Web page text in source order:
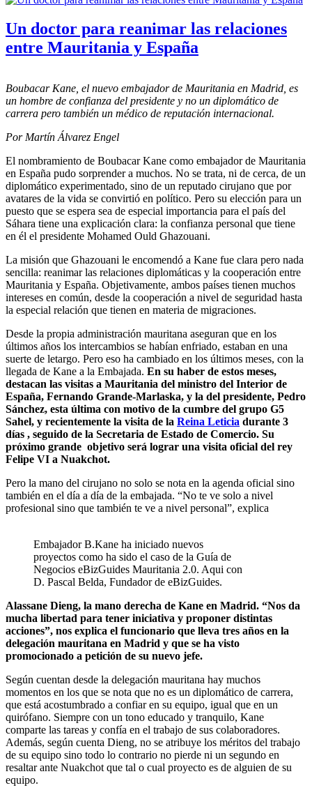
Un doctor para reanimar las relaciones
entre Mauritania y España
Boubacar Kane, el nuevo embajador de Mauritania en Madrid, es
un hombre de confianza del presidente y no un diplomático de
carrera pero también un médico de reputación internacional.
Por Martín Álvarez Engel
El nombramiento de Boubacar Kane como embajador de Mauritania
en España pudo sorprender a muchos. No se trata, ni de cerca, de un
diplomático experimentado, sino de un reputado cirujano que por
avatares de la vida se convirtió en político. Pero su elección para un
puesto que se espera sea de especial importancia para el país del
Sáhara tiene una explicación clara: la confianza personal que tiene
en él el presidente Mohamed Ould Ghazouani.
La misión que Ghazouani le encomendó a Kane fue clara pero nada
sencilla: reanimar las relaciones diplomáticas y la cooperación entre
Mauritania y España. Objetivamente, ambos países tienen muchos
intereses en común, desde la cooperación a nivel de seguridad hasta
la especial relación que tienen en materia de migraciones.
Desde la propia administración mauritana aseguran que en los
últimos años los intercambios se habían enfriado, estaban en una
suerte de letargo. Pero eso ha cambiado en los últimos meses, con la
llegada de Kane a la Embajada. En su haber de estos meses,
destacan las visitas a Mauritania del ministro del Interior de
España, Fernando Grande-Marlaska, y la del presidente, Pedro
Sánchez, esta última con motivo de la cumbre del grupo G5
Sahel, y recientemente la visita de la Reina Leticia durante 3
días , seguido de la Secretaria de Estado de Comercio. Su
próximo grande objetivo será lograr una visita oficial del rey
Felipe VI a Nuakchot.
Pero la mano del cirujano no solo se nota en la agenda oficial sino
también en el día a día de la embajada. “No te ve solo a nivel
profesional sino que también te ve a nivel personal”, explica
Embajador B.Kane ha iniciado nuevos
proyectos como ha sido el caso de la Guía de
Negocios eBizGuides Mauritania 2.0. Aqui con
D. Pascal Belda, Fundador de eBizGuides.
Alassane Dieng, la mano derecha de Kane en Madrid. “Nos da
mucha libertad para tener iniciativa y proponer distintas
acciones”, nos explica el funcionario que lleva tres años en la
delegación mauritana en Madrid y que se ha visto
promocionado a petición de su nuevo jefe.
Según cuentan desde la delegación mauritana hay muchos
momentos en los que se nota que no es un diplomático de carrera,
que está acostumbrado a confiar en su equipo, igual que en un
quirófano. Siempre con un tono educado y tranquilo, Kane
comparte las tareas y confía en el trabajo de sus colaboradores.
Además, según cuenta Dieng, no se atribuye los méritos del trabajo
de su equipo sino todo lo contrario no pierde ni un segundo en
resaltar ante Nuakchot que tal o cual proyecto es de alguien de su
equipo.